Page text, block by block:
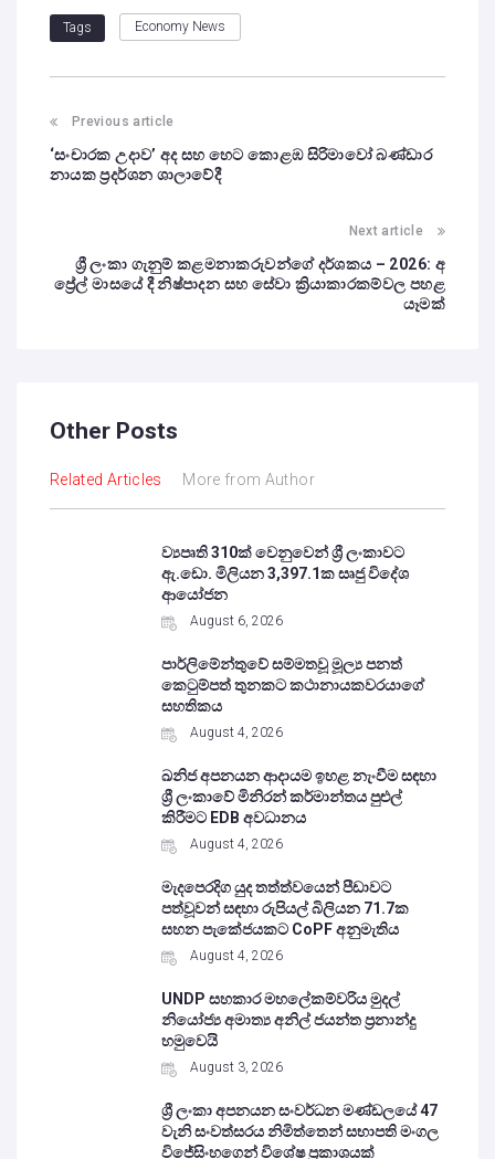
Tags Economy News
Previous article
‘සංචාරක උදාව’ අද සහ හෙට කොළඹ සිරිමාවෝ බණ්ඩාර
නායක ප්‍රදර්ශන ශාලාවේදී
Next article
ශ්‍රී ලංකා ගැනුම් කළමනාකරුවන්ගේ දර්ශකය – 2026: අ
ප්‍රේල් මාසයේ දී නිෂ්පාදන සහ සේවා ක්‍රියාකාරකම්වල පහළ
යෑමක්
Other Posts
Related Articles More from Author
ව්‍යපෘති 310ක් වෙනුවෙන් ශ්‍රී ලංකාවට
ඇ.ඩො. මිලියන 3,397.1ක සෘජු විදේශ
ආයෝජන
August 6, 2026
පාර්ලිමේන්තුවේ සම්මතවූ මූල්‍ය පනත්
කෙටුම්පත් තුනකට කථානායකවරයාගේ
සහතිකය
August 4, 2026
ඛනිජ අපනයන ආදායම ඉහළ නැංවීම සඳහා
ශ්‍රී ලංකාවේ මිනිරන් කර්මාන්තය පුළුල්
කිරීමට EDB අවධානය
August 4, 2026
මැදපෙරදිග යුද තත්ත්වයෙන් පීඩාවට
පත්වූවන් සඳහා රුපියල් බිලියන 71.7ක
සහන පැකේජයකට CoPF අනුමැතිය
August 4, 2026
UNDP සහකාර මහලේකම්වරිය මුදල්
නියෝජ්‍ය අමාත්‍ය අනිල් ජයන්ත ප්‍රනාන්දු
හමුවෙයි
August 3, 2026
ශ්‍රී ලංකා අපනයන සංවර්ධන මණ්ඩලයේ 47
වැනි සංවත්සරය නිමිත්තෙන් සභාපති මංගල
විජේසිංහගෙන් විශේෂ ප්‍රකාශයක්